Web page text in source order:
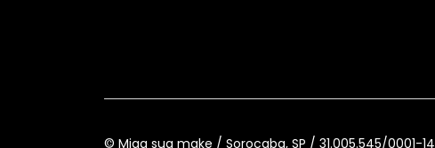
© Miga sua make / Sorocaba, SP / 31.005.545/0001-14